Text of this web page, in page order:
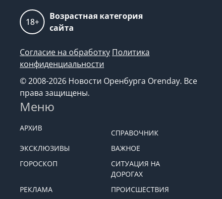
18+
Возрастная категория
сайта
Согласие на обработку Политика
конфиденциальности
© 2008-2026 Новости Оренбурга Orenday. Все
права защищены.
Меню
АРХИВ
СПРАВОЧНИК
ЭКСКЛЮЗИВЫ
ВАЖНОЕ
ГОРОСКОП
СИТУАЦИЯ НА
ДОРОГАХ
РЕКЛАМА
ПРОИСШЕСТВИЯ